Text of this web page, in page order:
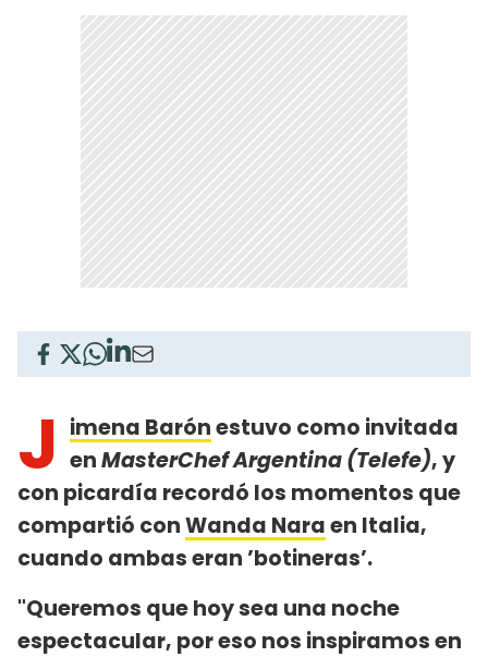
J imena Barónestuvo como invitada
enMasterChef Argentina (Telefe), y
con picardía recordó los momentos que
compartió conWanda Naraen Italia,
cuando ambas eran ’botineras’.
"Queremos que hoy sea una noche
espectacular, por eso nos inspiramos en